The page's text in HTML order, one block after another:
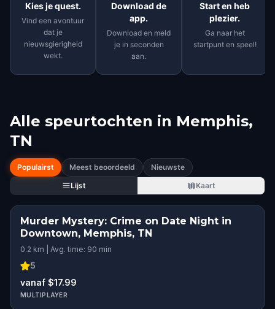
Kies je quest.
Vind een avontuur
dat je
nieuwsgierigheid
wekt.
Download de
app.
Download en meld
je in seconden
aan.
Start en heb
plezier.
Ga naar het
startpunt en speel!
Alle speurtochten in Memphis,
TN
Populairst Meest beoordeeld
Nieuwste
Lijst
Kaart
Murder Mystery: Crime on Date Night in
Downtown, Memphis, TN
0.2 km | Avg. time: 90 min
5
vanaf $17.99
MULTIPLAYER